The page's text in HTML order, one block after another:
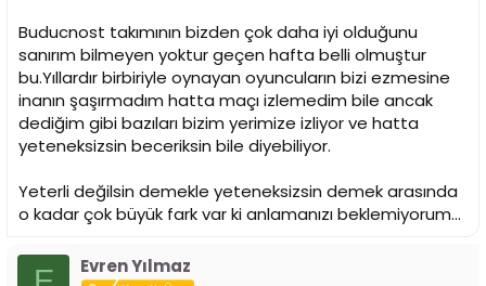
Buducnost takımının bizden çok daha iyi olduğunu
sanırım bilmeyen yoktur geçen hafta belli olmuştur
bu.Yıllardır birbiriyle oynayan oyuncuların bizi ezmesine
inanın şaşırmadım hatta maçı izlemedim bile ancak
dediğim gibi bazıları bizim yerimize izliyor ve hatta
yeteneksizsin beceriksin bile diyebiliyor.
Yeterli değilsin demekle yeteneksizsin demek arasında
o kadar çok büyük fark var ki anlamanızı beklemiyorum...
Evren Yılmaz